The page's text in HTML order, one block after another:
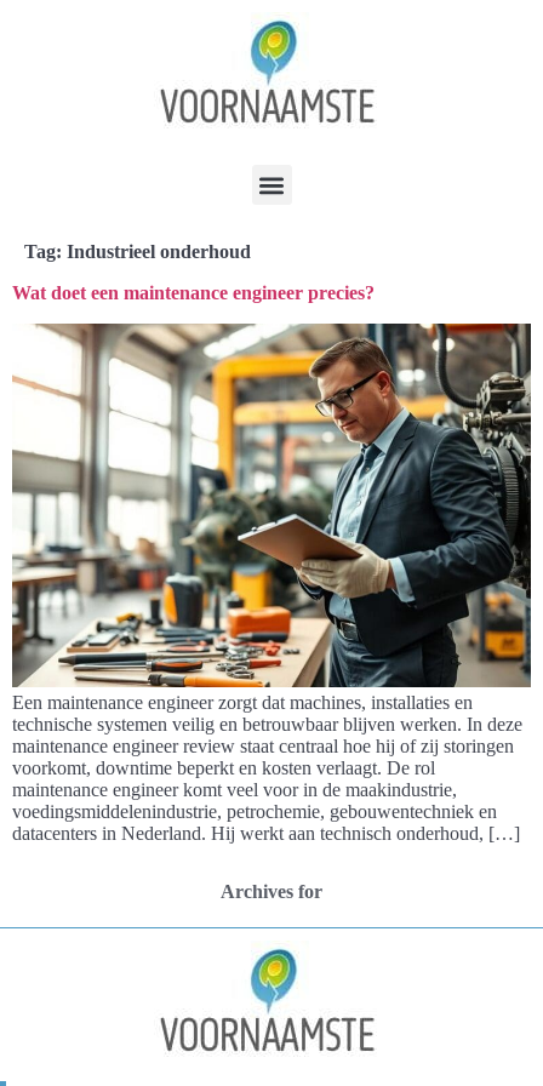
Tag: Industrieel onderhoud
Wat doet een maintenance engineer precies?
Een maintenance engineer zorgt dat machines, installaties en
technische systemen veilig en betrouwbaar blijven werken. In deze
maintenance engineer review staat centraal hoe hij of zij storingen
voorkomt, downtime beperkt en kosten verlaagt. De rol
maintenance engineer komt veel voor in de maakindustrie,
voedingsmiddelenindustrie, petrochemie, gebouwentechniek en
datacenters in Nederland. Hij werkt aan technisch onderhoud, […]
Archives for